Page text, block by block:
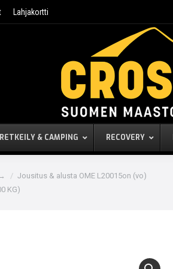
Lahjakortti
RETKEILY & CAMPING RECOVERY
Jousitus & alusta OME L20015on (vo)
KG)